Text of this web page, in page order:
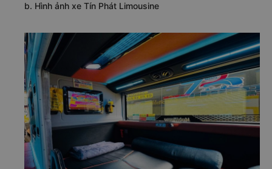
b. Hình ảnh xe Tín Phát Limousine